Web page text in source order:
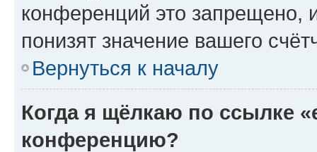
конференций это запрещено,
понизят значение вашего
Вернуться к началу
Когда я щёлкаю по ссылке
конференцию?